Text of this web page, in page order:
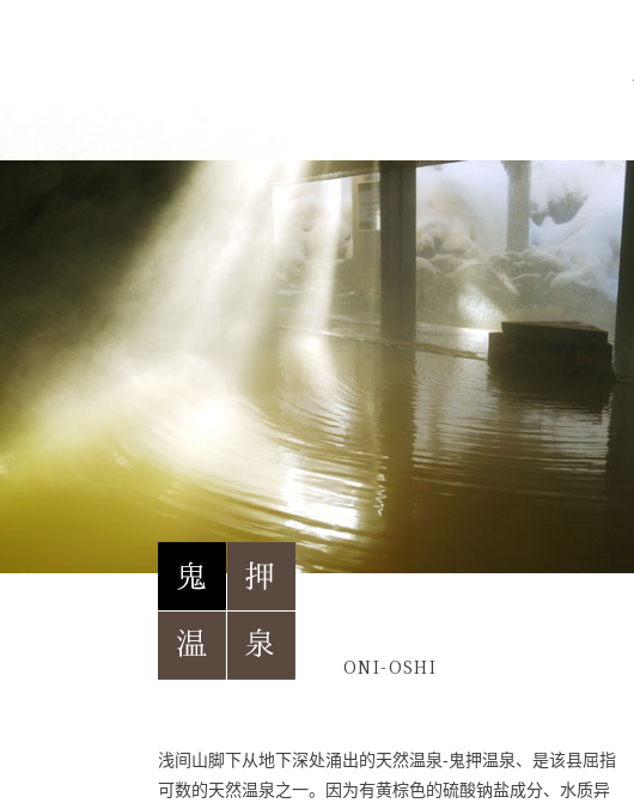
ONI-OSHI
浅间山脚下从地下深处涌出的天然温泉-鬼押温泉、是该县屈指
可数的天然温泉之一。因为有黄棕色的硫酸钠盐成分、水质异